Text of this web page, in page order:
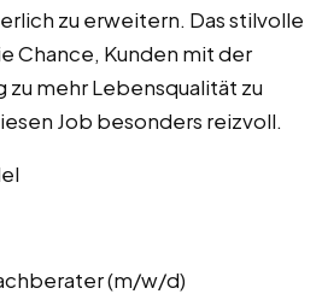
zu erweitern. Das stilvolle
Chance, Kunden mit der
mehr Lebensqualität zu
Job besonders reizvoll.
(m/w/d)